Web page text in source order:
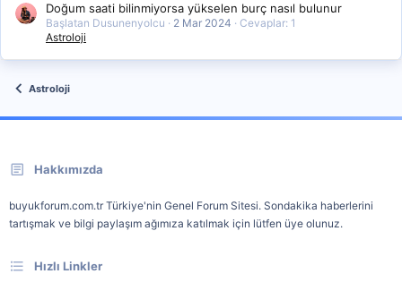
Doğum saati bilinmiyorsa yükselen burç nasıl bulunur
Başlatan Dusunenyolcu 2 Mar 2024
Cevaplar: 1
Astroloji
Astroloji
Hakkımızda
buyukforum.com.tr Türkiye'nin Genel Forum Sitesi. Sondakika haberlerini
tartışmak ve bilgi paylaşım ağımıza katılmak için lütfen üye olunuz.
Hızlı Linkler